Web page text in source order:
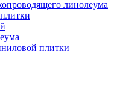
линолеума
плитки